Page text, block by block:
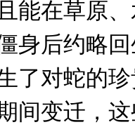
能在草原
身后约略
了对蛇的
间变迁，